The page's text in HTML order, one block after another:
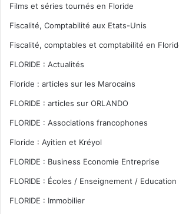
Films et séries tournés en Floride
Fiscalité, Comptabilité aux Etats-Unis
Fiscalité, comptables et comptabilité en
FLORIDE : Actualités
Floride : articles sur les Marocains
FLORIDE : articles sur ORLANDO
FLORIDE : Associations francophones
Floride : Ayitien et Kréyol
FLORIDE : Business Economie Entreprise
FLORIDE : Écoles / Enseignement / Education
FLORIDE : Immobilier